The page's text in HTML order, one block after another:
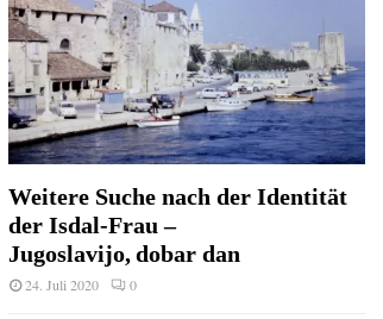
Weitere Suche nach der Identität
der Isdal-Frau –
Jugoslavijo, dobar dan
24. Juli 2020 0